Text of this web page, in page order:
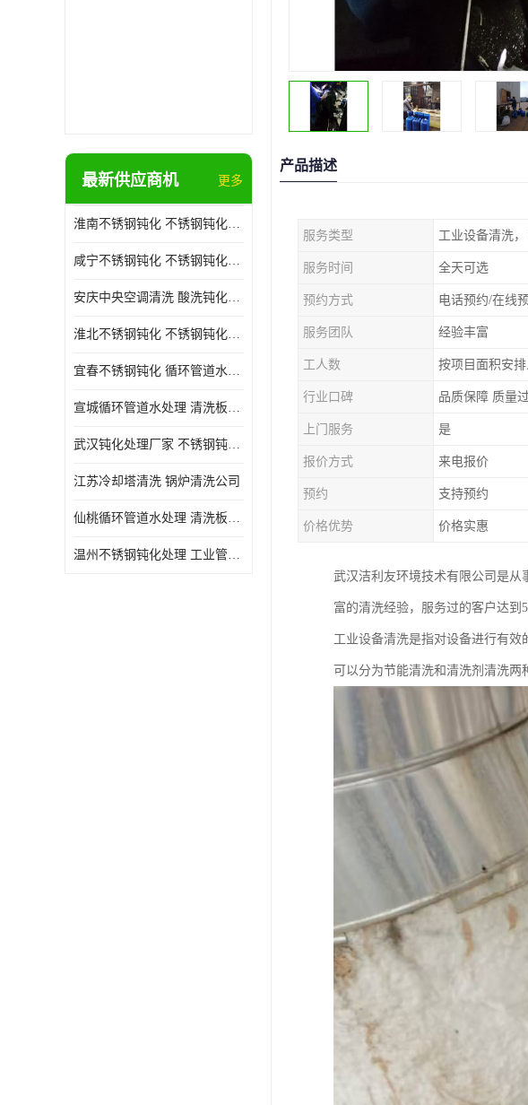
最新供应商机 更多
淮南不锈钢钝化 不锈钢钝化公司
咸宁不锈钢钝化 不锈钢钝化处理公司
安庆中央空调清洗 酸洗钝化公司
淮北不锈钢钝化 不锈钢钝化公司
宜春不锈钢钝化 循环管道水处理公司
宣城循环管道水处理 清洗板式换热器公司
武汉钝化处理厂家 不锈钢钝化公司
江苏冷却塔清洗 锅炉清洗公司
仙桃循环管道水处理 清洗板式换热器公司 服务好
温州不锈钢钝化处理 工业管道清洗公司 20年行业经验
产品描述
服务类型 工业设备清洗
服务时间 全天可选
预约方式 电话预约/在线
服务团队 经验丰富
工人数 按项目面积安
行业口碑 品质保障 质量
上门服务 是
报价方式 来电报价
预约 支持预约
价格优势 价格实惠
武汉洁利友环境技术有限公司是
富的清洗经验，服务过的客户达到
工业设备清洗‌是指对设备进行有
可以分为节能清洗和清洗剂清洗两